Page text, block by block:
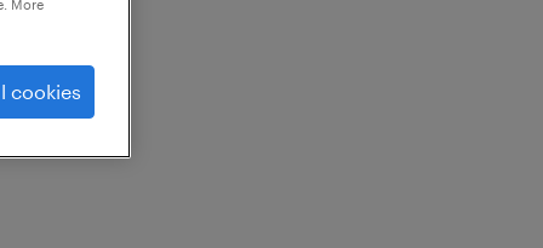
More
cookies